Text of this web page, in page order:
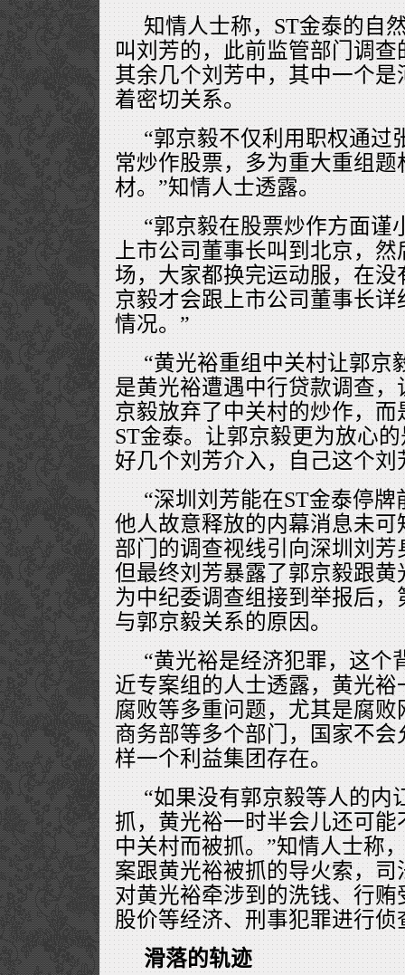
知情人士称，ST金泰的自
叫刘芳的，此前监管部门调
其余几个刘芳中，其中一个
着密切关系。
“郭京毅不仅利用职权通过
常炒作股票，多为重大重组
材。”知情人士透露。
“郭京毅在股票炒作方面谨
上市公司董事长叫到北京，
场，大家都换完运动服，在
京毅才会跟上市公司董事长
情况。”
“黄光裕重组中关村让郭京
是黄光裕遭遇中行贷款调查
京毅放弃了中关村的炒作，
ST金泰。让郭京毅更为放心
好几个刘芳介入，自己这个刘
“深圳刘芳能在ST金泰停
他人故意释放的内幕消息未
部门的调查视线引向深圳刘芳
但最终刘芳暴露了郭京毅跟
为中纪委调查组接到举报后
与郭京毅关系的原因。
“黄光裕是经济犯罪，这个
近专案组的人士透露，黄光
腐败等多重问题，尤其是腐
商务部等多个部门，国家不
样一个利益集团存在。
“如果没有郭京毅等人的内
抓，黄光裕一时半会儿还可
中关村而被抓。”知情人士称
案跟黄光裕被抓的导火索，
对黄光裕牵涉到的洗钱、行
股价等经济、刑事犯罪进行侦
滑落的轨迹